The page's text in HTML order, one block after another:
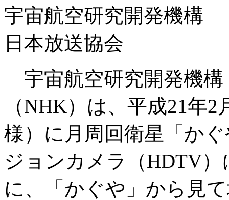
宇宙航空研究開発機構
日本放送協会
宇宙航空研究開発機構
（NHK）は、平成21年
様）に月周回衛星「か
ジョンカメラ（HDTV
に、「かぐや」から見